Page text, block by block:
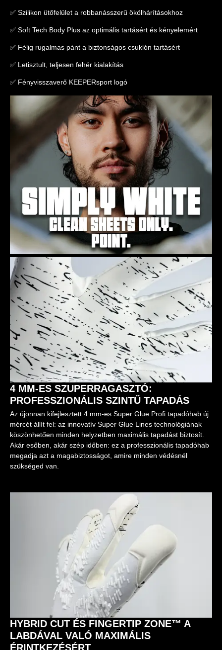
✅ Szilikon ütőfelület a robbanásszerű ökölhárításokhoz
✅ Soft Tech Body Plus az optimális tartásért és kényelemért
✅ Félig rugalmas pánt a biztonságos csuklón tartásért
✅ Letisztult, teljesen fehér kialakítás
✅ Fényvisszaverő KEEPERsport logó
4 MM-ES SZUPERRAGASZTÓ:
PROFESSZIONÁLIS SZINTŰ TAPADÁS
Az újonnan kifejlesztett 4 mm-es Super Glue Profi tapadóhab új
mércét állít fel: az innovatív Super Glue Lines technológiának
köszönhetően minden helyzetben maximális tapadást biztosít.
Akár esőben, akár szép időben: ez a professzionális tapadóhab
megadja azt a magabiztosságot, amire minden védésnél
szükséged van.
HYBRID CUT ÉS FINGERTIP ZONE™ A
LABDÁVAL VALÓ MAXIMÁLIS
ÉRINTKEZÉSÉRT